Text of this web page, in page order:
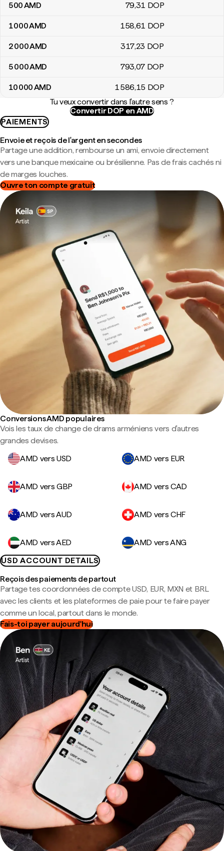
500AMD 79,31 DOP
1 000AMD 158,61 DOP
2 000AMD 317,23 DOP
5 000AMD 793,07 DOP
10 000AMD 1 586,15 DOP
Tu veux convertir dans l'autre sens ?
Convertir DOP en AMD
PAIEMENTS
Envoie et reçois de l'argent en secondes
Partage une addition, rembourse un ami, envoie directement
vers une banque mexicaine ou brésilienne. Pas de frais cachés ni
de marges louches.
Ouvre ton compte gratuit
Conversions AMD populaires
Vois les taux de change de drams arméniens vers d'autres
grandes devises.
AMD vers USD
AMD vers EUR
AMD vers GBP AMD vers CAD
AMD vers AUD AMD vers CHF
AMD vers AED
AMD vers ANG
USD ACCOUNT DETAILS
Reçois des paiements de partout
Partage tes coordonnées de compte USD, EUR, MXN et BRL
avec les clients et les plateformes de paie pour te faire payer
comme un local, partout dans le monde.
Fais-toi payer aujourd'hui